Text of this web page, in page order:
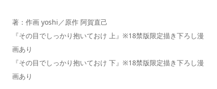
著：作画 yoshi／原作 阿賀直己
『その目でしっかり抱いておけ 上』※18禁版限定描き下ろし漫
画あり
『その目でしっかり抱いておけ 下』※18禁版限定描き下ろし漫
画あり